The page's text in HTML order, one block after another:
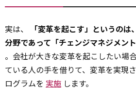
実は、
「変革を起こす」というの
分野であって「チェンジマネジメン
。会社が大きな変革を起こしたい場
ている人の手を借りて、変革を実現
ログラムを 実施 します。